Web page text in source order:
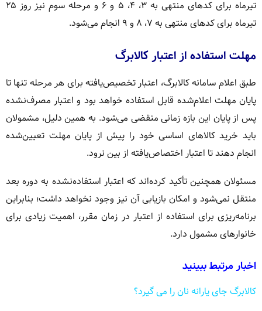
تیرماه برای کدهای منتهی به ۳، ۴، ۵ و ۶ و مرحله سوم نیز روز ۲۵
تیرماه برای کدهای منتهی به ۷، ۸ و ۹ انجام می‌شود.
مهلت استفاده از اعتبار کالابرگ
طبق اعلام سامانه کالابرگ، اعتبار تخصیص‌یافته برای هر مرحله تنها تا
پایان مهلت اعلام‌شده قابل استفاده خواهد بود و اعتبار مصرف‌نشده
پس از پایان این بازه زمانی منقضی می‌شود. به همین دلیل، مشمولان
باید خرید کالاهای اساسی خود را پیش از پایان مهلت تعیین‌شده
انجام دهند تا اعتبار اختصاص‌یافته از بین نرود.
مسئولان همچنین تأکید کرده‌اند که اعتبار استفاده‌نشده به دوره بعد
منتقل نمی‌شود و امکان بازیابی آن نیز وجود نخواهد داشت؛ بنابراین
برنامه‌ریزی برای استفاده از اعتبار در زمان مقرر، اهمیت زیادی برای
خانوارهای مشمول دارد.
اخبار مرتبط ببینید
کالابرگ جای یارانه نان را می گیرد؟